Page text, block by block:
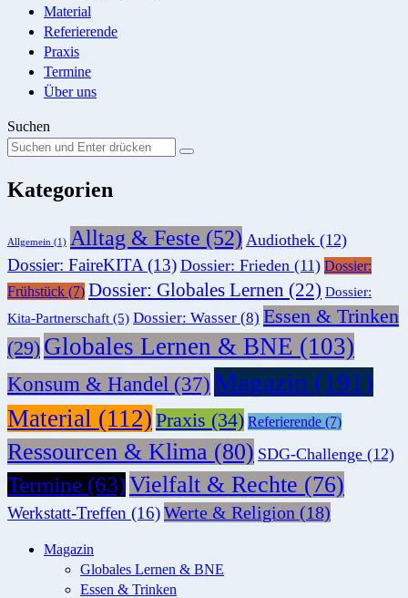
Material
Referierende
Praxis
Termine
Über uns
Suchen
Suchen
nach:
Suche
Kategorien
Allgemein (1) Alltag & Feste (52) Audiothek (12)
Dossier: FaireKITA (13) Dossier: Frieden (11) Dossier:
Frühstück (7) Dossier: Globales Lernen (22) Dossier:
Kita-Partnerschaft (5) Dossier: Wasser (8) Essen & Trinken
(29) Globales Lernen & BNE (103)
Konsum & Handel (37) Magazin (191)
Material (112) Praxis (34) Referierende (7)
Ressourcen & Klima (80) SDG-Challenge (12)
Termine (63)Vielfalt & Rechte (76)
Werkstatt-Treffen (16)Werte & Religion (18)
Magazin
Globales Lernen & BNE
Essen & Trinken